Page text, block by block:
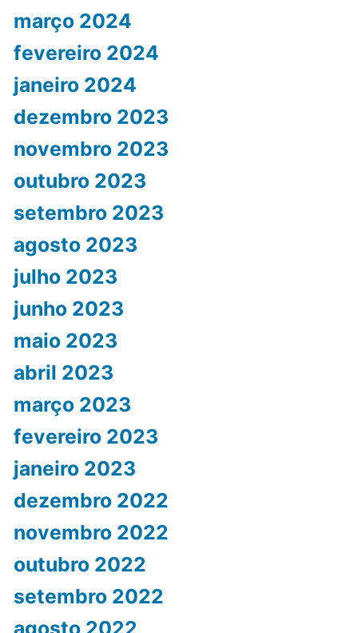
março 2024
fevereiro 2024
janeiro 2024
dezembro 2023
novembro 2023
outubro 2023
setembro 2023
agosto 2023
julho 2023
junho 2023
maio 2023
abril 2023
março 2023
fevereiro 2023
janeiro 2023
dezembro 2022
novembro 2022
outubro 2022
setembro 2022